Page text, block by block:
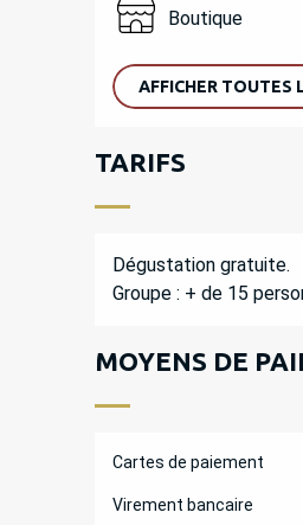
Boutique
AFFICHER TOUTES
TARIFS
Dégustation gratuite.
Groupe : + de 15
MOYENS DE
Cartes de paiement
Virement bancaire